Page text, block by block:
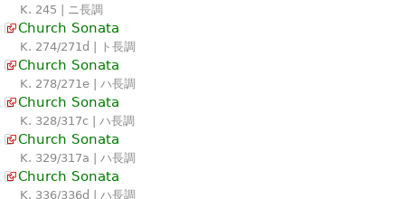
K. 245 | ニ長調
Church Sonata
K. 274/271d | ト長調
Church Sonata
K. 278/271e | ハ長調
Church Sonata
K. 328/317c | ハ長調
Church Sonata
K. 329/317a | ハ長調
Church Sonata
K. 336/336d | ハ長調